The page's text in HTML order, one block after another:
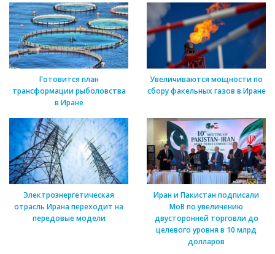
Готовится план
трансформации рыболовства
в Иране
Увеличиваются мощности по
сбору факельных газов в Иране
Электроэнергетическая
отрасль Ирана переходит на
передовые модели
Иран и Пакистан подписали
МоВ по увеличению
двусторонней торговли до
целевого уровня в 10 млрд
долларов